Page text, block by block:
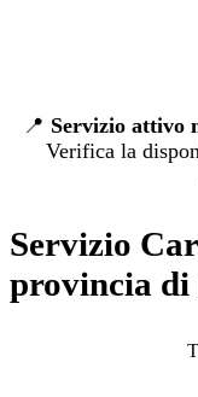
📍 Servizio attivo
Verifica la
Servizio
provincia di